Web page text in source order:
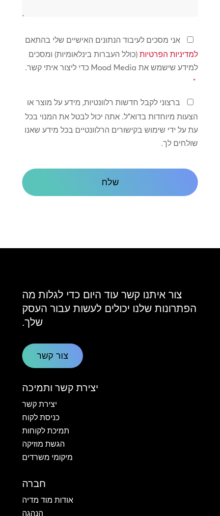
מדיניות
פרטיות
*
אני מסכים לעיבוד הנתונים האישיים שלי בהתאם
למדיניות הפרטיות(כולל העברות בינלאומיות) ומסכים
למידע שישמש את Mood Media כדי ליצור איתי קשר.
*
שמור
על
קשר
ברצוני לקבל חדשות רלוונטיות, מידע על מוצר או
הצעות מיוחדות בדוא"ל. אתה יכול לבטל את המנוי בכל
עת על ידי שימוש בקישורים הרלוונטיים בכל מידע שאנו
שולחים לך.
צור איתנו קשר עוד היום כדי לגלות מה
הפתרונות שלנו יכולים לעשות עבור העסק
שלך.
צור קשר
יצירת קשר ותמיכה
יצירת קשר
כניסת לקוח
תמיכת לקוחות
הגשת מוזיקה
מיקומי משרדים
חברה
אודות מוד מדיה
הנהגה